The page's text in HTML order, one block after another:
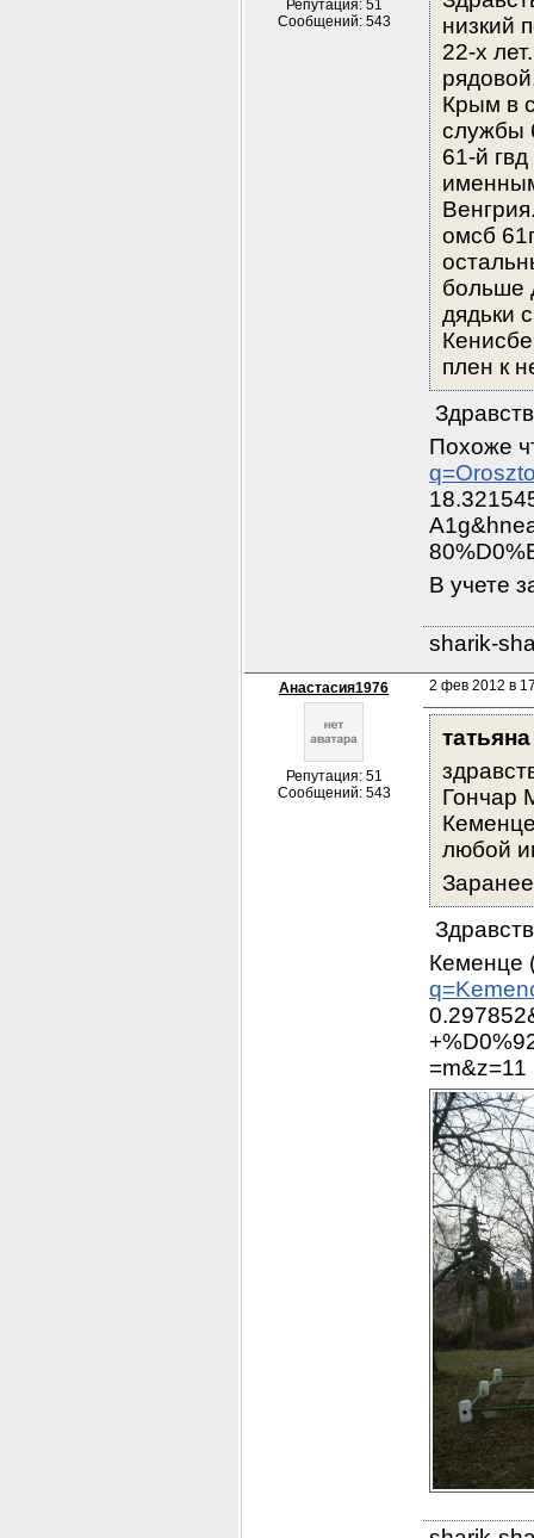
Репутация: 51
Сообщений: 543
низкий
22-х
Крым в
службы
61-й
омсб
больше
дядьки
плен к
Похоже
В учете
sharik-
Анастасия1976
Репутация: 51
Сообщений: 543
2 фев 2012 в
татьяна
Гончар
любой
Кеменце
=m&z=11